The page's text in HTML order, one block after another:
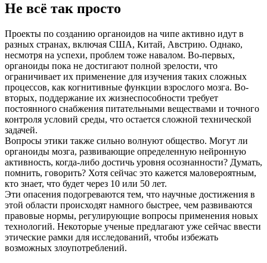
Не всё так просто
Проекты по созданию органоидов на чипе активно идут в
разных странах, включая США, Китай, Австрию. Однако,
несмотря на успехи, проблем тоже навалом. Во-первых,
органоиды пока не достигают полной зрелости, что
ограничивает их применение для изучения таких сложных
процессов, как когнитивные функции взрослого мозга. Во-
вторых, поддержание их жизнеспособности требует
постоянного снабжения питательными веществами и точного
контроля условий среды, что остается сложной технической
задачей.
Вопросы этики также сильно волнуют общество. Могут ли
органоиды мозга, развивающие определенную нейронную
активность, когда-либо достичь уровня осознанности? Думать,
помнить, говорить? Хотя сейчас это кажется маловероятным,
кто знает, что будет через 10 или 50 лет.
Эти опасения подогреваются тем, что научные достижения в
этой области происходят намного быстрее, чем развиваются
правовые нормы, регулирующие вопросы применения новых
технологий. Некоторые ученые предлагают уже сейчас ввести
этические рамки для исследований, чтобы избежать
возможных злоупотреблений.